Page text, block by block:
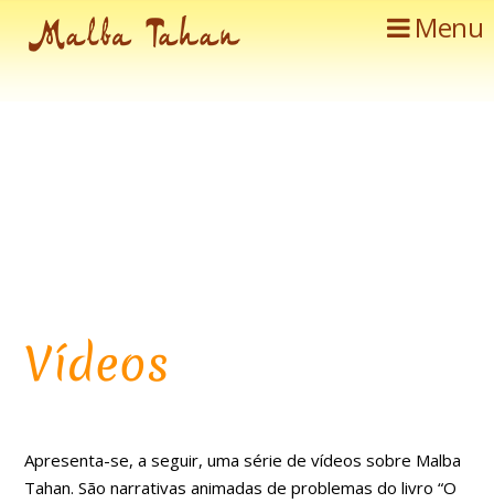
Menu
Vídeos
Apresenta-se, a seguir, uma série de vídeos sobre Malba
Tahan. São narrativas animadas de problemas do livro “O